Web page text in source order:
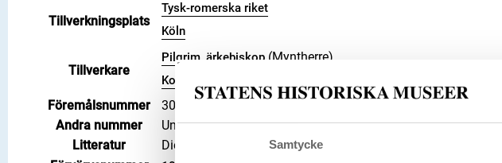
Samtycke
Tillverkningsplats
Tysk-romerska riket
Köln
Tillverkare
Pilgrim, ärkebiskop (Myntherre)
Konrad II
Föremålsnummer
3008451
Andra nummer
Undernummer: 236
Litteratur
Die Münzen von Köln, 1935, Häv. 222 (Hävernick, Walter)